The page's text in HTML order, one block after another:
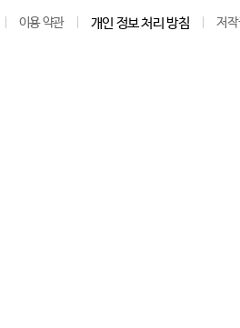
이용 약관 개인 정보 처리 방침 저